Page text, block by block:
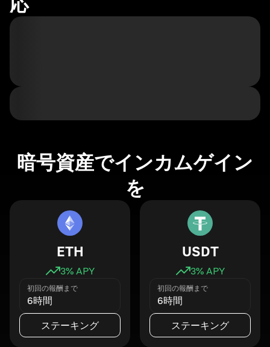
暗号資産でインカムゲイン
を
ETH
3% APY
初回の報酬まで
6時間
ステーキング
USDT
3% APY
初回の報酬まで
6時間
ステーキング